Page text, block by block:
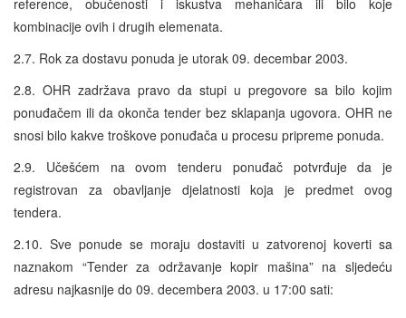
kombinacije ovih i drugih elemenata.
2.7. Rok za dostavu ponuda je utorak 09. decembar 2003.
2.8. OHR zadržava pravo da stupi u pregovore sa bilo kojim
ponuđačem ili da okonča tender bez sklapanja ugovora. OHR ne
snosi bilo kakve troškove ponuđača u procesu pripreme ponuda.
2.9. Učešćem na ovom tenderu ponuđač potvrđuje da je
registrovan za obavljanje djelatnosti koja je predmet ovog
tendera.
2.10. Sve ponude se moraju dostaviti u zatvorenoj koverti sa
naznakom “Tender za održavanje kopir mašina” na sljedeću
adresu najkasnije do 09. decembera 2003. u 17:00 sati: